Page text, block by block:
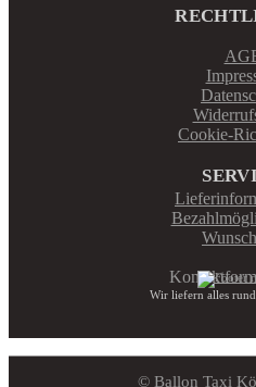
Cookie-
Wir liefern alles
© Ballon Taxi